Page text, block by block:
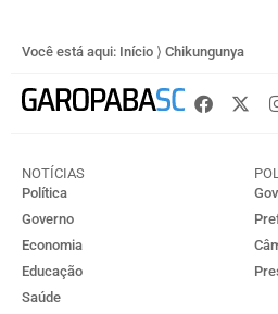
Você está aqui: Início ⟩ Chikungunya
NOTÍCIAS
Política
Governo
Economia
Educação
Saúde